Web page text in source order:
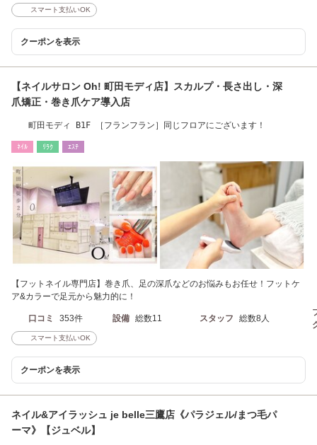
スマート支払いOK
クーポンを表示
【ネイルサロン Oh! 町田モディ店】スカルプ・長さ出し・深
爪矯正・巻き爪ケア導入店
町田モディ B1F ［フランフラン］同じフロアにございます！
ﾈｲﾙ ﾘﾗｸ ｴｽﾃ
【フットネイル専門店】巻き爪、足の深爪などのお悩みもお任せ！フットケ
ア&カラーで足元から魅力的に！
口コミ 353件 設備 総数11 スタッフ 総数8人
スマート支払いOK
クーポンを表示
ネイル&アイラッシュ je belle三鷹店《パラジェル/まつ毛パ
ーマ》【ジュベル】